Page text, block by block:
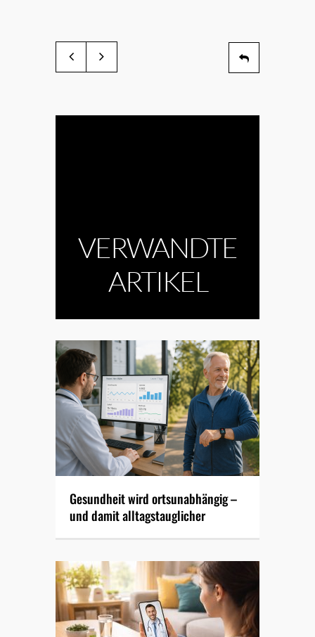
VERWANDTE
ARTIKEL
Gesundheit wird ortsunabhängig –
und damit alltagstauglicher